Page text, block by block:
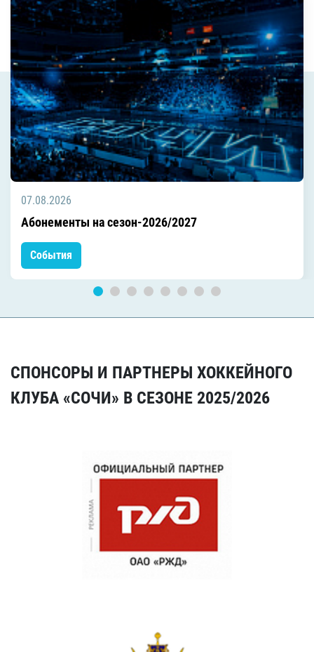
07.08.2026
Абонементы на сезон-2026/2027
События
СПОНСОРЫ И ПАРТНЕРЫ ХОККЕЙНОГО
КЛУБА «СОЧИ» В СЕЗОНЕ 2025/2026